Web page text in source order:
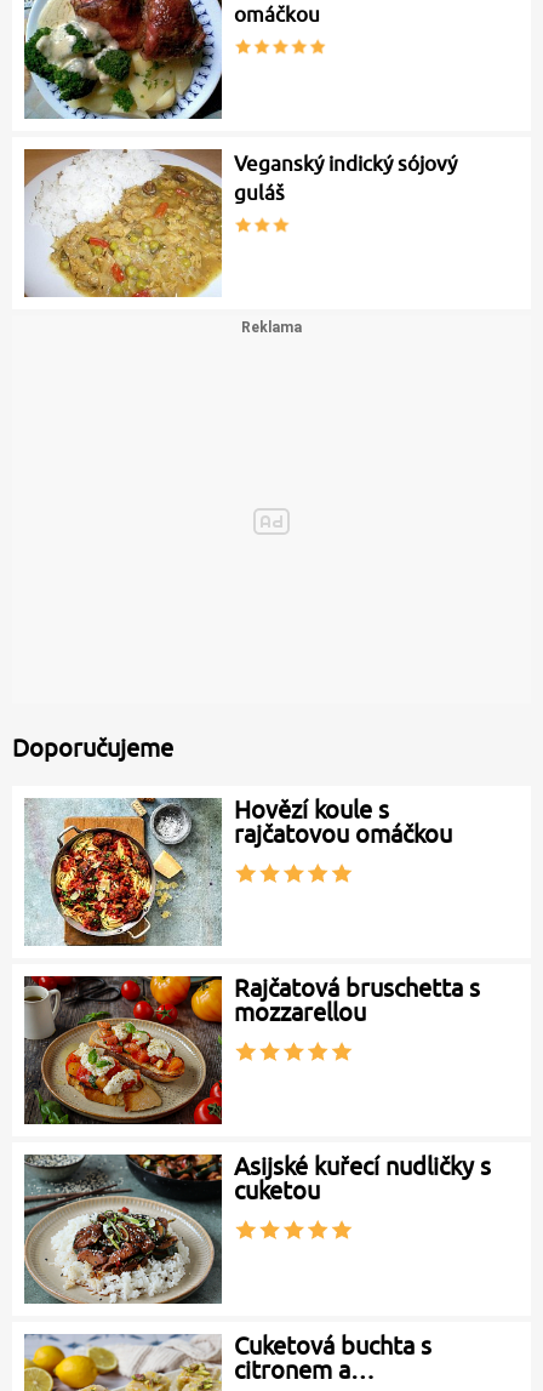
omáčkou
Veganský indický sójový
guláš
Doporučujeme
Hovězí koule s
rajčatovou omáčkou
Rajčatová bruschetta s
mozzarellou
Asijské kuřecí nudličky s
cuketou
Cuketová buchta s
citronem a…